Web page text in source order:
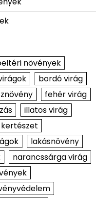
növények
bordó virág
fehér virág
illatos virág
kertészet
lakásnövény
narancssárga virág